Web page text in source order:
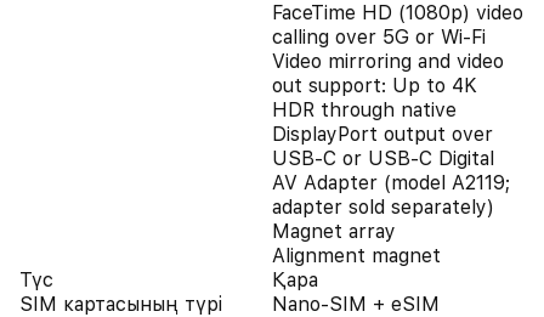
FaceTime HD (1080p) video
calling over 5G or Wi-Fi
Video mirroring and video
out support: Up to 4K
HDR through native
DisplayPort output over
USB-C or USB-C Digital
AV Adapter (model A2119;
adapter sold separately)
Magnet array
Alignment magnet
Түс
Қара
SIM картасының түрі
Nano-SIM + eSIM